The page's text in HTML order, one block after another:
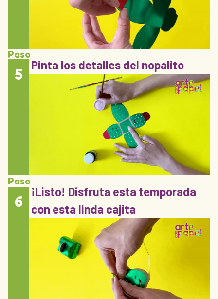
Paso
5 Pinta los detalles del nopalito
Paso
6
¡Listo! Disfruta esta temporada
con esta linda cajita